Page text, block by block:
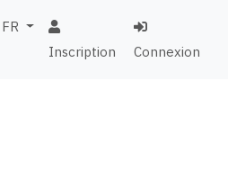
FR
Inscription
Connexion